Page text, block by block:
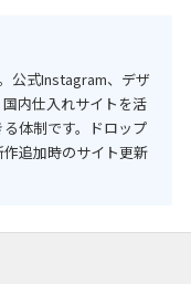
公式Instagram、デザ
内仕入れサイトを活
体制です。ドロップ
追加時のサイト更新